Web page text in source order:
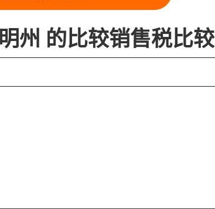
州 的比较销售税比较